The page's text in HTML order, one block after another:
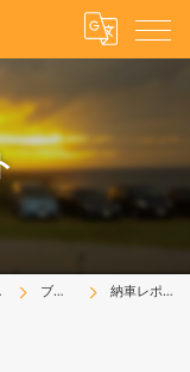
ション ブログ 納車レポート